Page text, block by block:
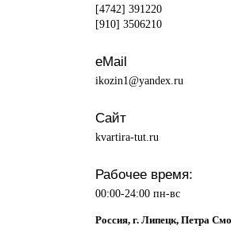
[4742] 391220
[910] 3506210
eMail
ikozin1@yandex.ru
Сайт
kvartira-tut.ru
Рабочее время:
00:00-24:00 пн-вс
Россия, г. Липецк, Петра